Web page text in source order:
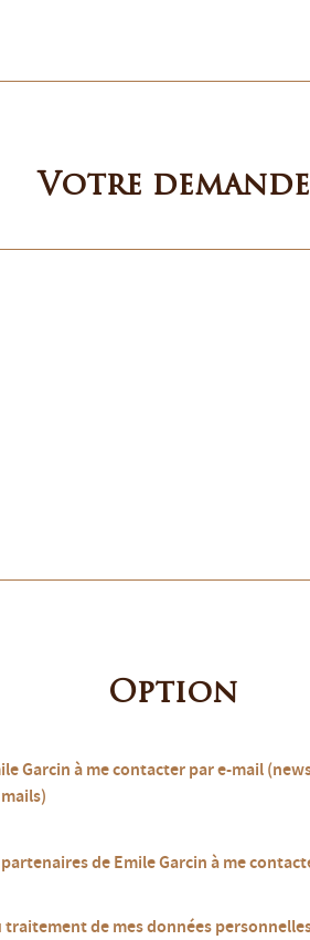
Votre demande
Option
Garcin à me contacter par e-mail
de Emile Garcin à me
traitement de mes données